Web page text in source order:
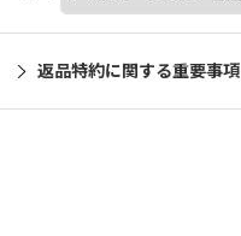
返品特約に関する重要事項